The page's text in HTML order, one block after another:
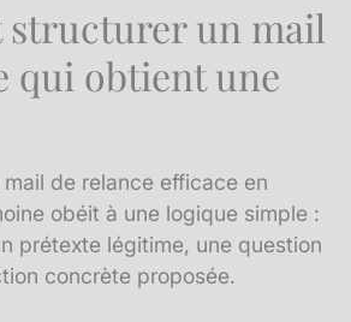
structurer un mail
qui obtient une
de relance efficace en
obéit à une logique simple :
prétexte légitime, une question
concrète proposée.